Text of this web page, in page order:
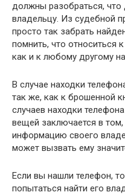
должны разобраться, что
владельцу. Из судебной
просто так забрать
помнить, что относиться
как и к любому другому
В случае находки
так же, как к брошенной
случаев находки
вещей заключается в
информацию своего
может вызвать ему
Если вы нашли телефон,
попытаться найти его